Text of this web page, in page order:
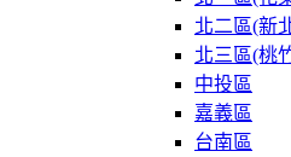
北二區(新
北三區(桃
中投區
嘉義區
台南區